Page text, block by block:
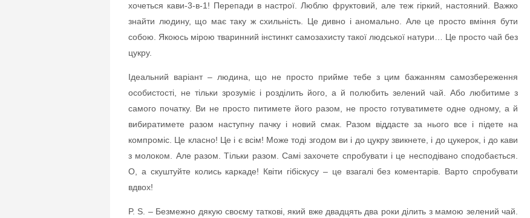
хочеться кави-3-в-1! Перепади в настрої. Люблю фруктовий, але теж гіркий, настояний. Важко
знайти людину, що має таку ж схильність. Це дивно і аномально. Але це просто вміння бути
собою. Якоюсь мірою тваринний інстинкт самозахисту такої людської натури… Це просто чай без
цукру.
Ідеальний варіант – людина, що не просто прийме тебе з цим бажанням самозбереження
особистості, не тільки зрозуміє і розділить його, а й полюбить зелений чай. Або любитиме з
самого початку. Ви не просто питимете його разом, не просто готуватимете одне одному, а й
вибиратимете разом наступну пачку і новий смак. Разом віддасте за нього все і підете на
компроміс. Це класно! Це і є всім! Може тоді згодом ви і до цукру звикнете, і до цукерок, і до кави
з молоком. Але разом. Тільки разом. Самі захочете спробувати і це несподівано сподобається.
О, а скуштуйте колись каркаде! Квіти гібіскусу – це взагалі без коментарів. Варто спробувати
вдвох!
P. S. – Безмежно дякую своєму таткові, який вже двадцять два роки ділить з мамою зелений чай.